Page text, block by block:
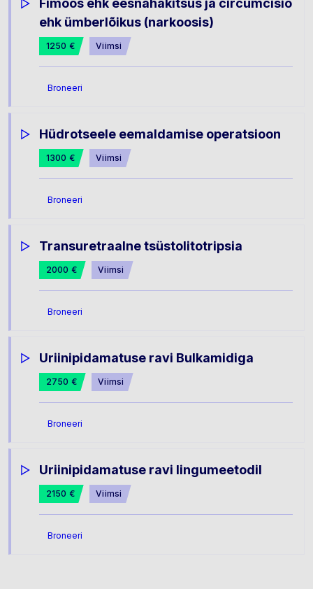
Fimoos ehk eesnahakitsus ja circumcisio
ehk ümberlõikus (narkoosis)
1250 € Viimsi
Broneeri
Hüdrotseele eemaldamise operatsioon
1300 € Viimsi
Broneeri
Transuretraalne tsüstolitotripsia
2000 € Viimsi
Broneeri
Uriinipidamatuse ravi Bulkamidiga
2750 € Viimsi
Broneeri
Uriinipidamatuse ravi lingumeetodil
2150 € Viimsi
Broneeri